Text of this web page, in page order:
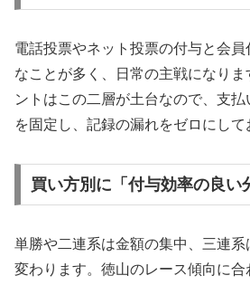
電話投票やネット投票の付与と会
なことが多く、日常の主戦になりま
ントはこの二層が土台なので、支
を固定し、記録の漏れをゼロにして
買い方別に「付与効率の良い
単勝や二連系は金額の集中、三連
変わります。徳山のレース傾向に